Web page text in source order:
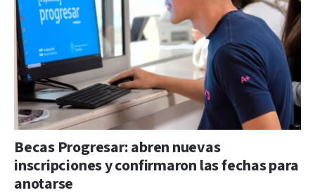
Becas Progresar: abren nuevas
inscripciones y confirmaron las fechas para
anotarse